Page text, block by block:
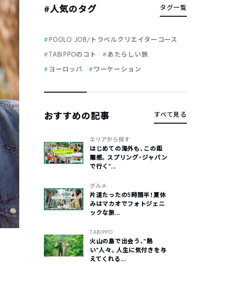
#人気のタグ タグ一覧
POOLO JOB/トラベルクリエイターコース
TABIPPOのコト
あたらしい旅
ヨーロッパ
ワーケーション
おすすめの記事 すべて見る
エリアから探す
はじめての海外も、この距
離感。スプリング・ジャパン
で行く“...
グルメ
片道たったの5時間半！夏休
みはマカオでフォトジェニ
ックな旅...
TABIPPO
火山の島で出会う、“熱
い“人々。人生に気付きを与
えてくれる...